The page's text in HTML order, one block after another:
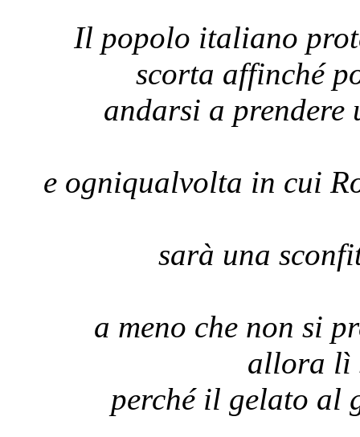
Il popolo italiano
scorta affinché
andarsi a prendere
e ogniqualvolta in cui
sarà una
a meno che non si
allora lì
perché il gelato al